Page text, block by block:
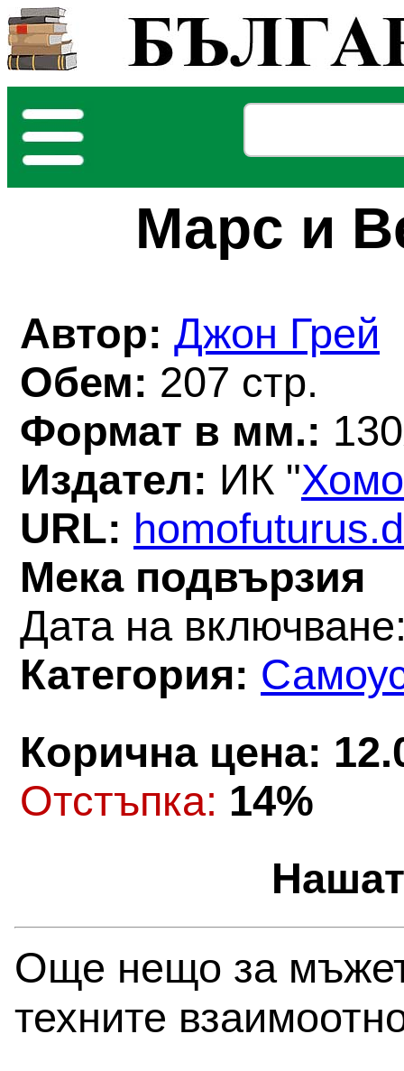
Марс и
Автор: Джон Грей
Обем: 207 стр.
Формат в мм.:
Издател: ИК "
URL:
Мека подвързия
Дата на
Категория:
Корична цена:
Oтстъпка: 14%
Още нещо за
техните